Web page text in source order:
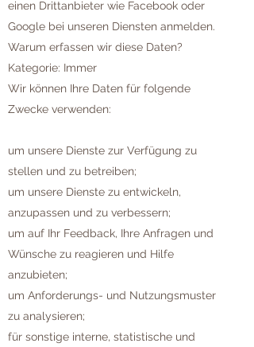
einen Drittanbieter wie Facebook oder
Google bei unseren Diensten anmelden.
Warum erfassen wir diese Daten?
Kategorie: Immer
Wir können Ihre Daten für folgende
Zwecke verwenden:
um unsere Dienste zur Verfügung zu
stellen und zu betreiben;
um unsere Dienste zu entwickeln,
anzupassen und zu verbessern;
um auf Ihr Feedback, Ihre Anfragen und
Wünsche zu reagieren und Hilfe
anzubieten;
um Anforderungs- und Nutzungsmuster
zu analysieren;
für sonstige interne, statistische und